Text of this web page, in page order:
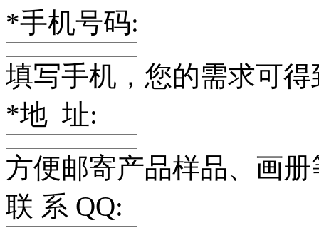
*手机号码:
填写手机，您的需求可
*地 址:
方便邮寄产品样品、画
联 系 QQ: